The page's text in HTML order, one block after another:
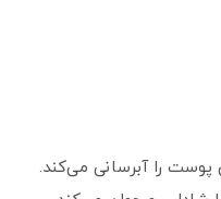
را آبرسانی می‌کند.